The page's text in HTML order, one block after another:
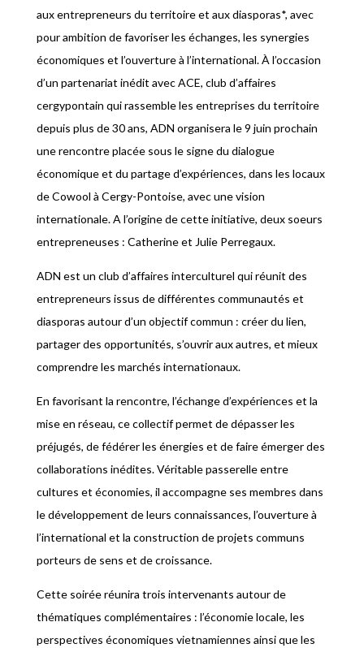
aux entrepreneurs du territoire et aux diasporas*, avec
pour ambition de favoriser les échanges, les synergies
économiques et l’ouverture à l’international. À l’occasion
d’un partenariat inédit avec ACE, club d’affaires
cergypontain qui rassemble les entreprises du territoire
depuis plus de 30 ans, ADN organisera le 9 juin prochain
une rencontre placée sous le signe du dialogue
économique et du partage d’expériences, dans les locaux
de Cowool à Cergy-Pontoise, avec une vision
internationale. A l’origine de cette initiative, deux soeurs
entrepreneuses : Catherine et Julie Perregaux.
ADN est un club d’affaires interculturel qui réunit des
entrepreneurs issus de différentes communautés et
diasporas autour d’un objectif commun : créer du lien,
partager des opportunités, s’ouvrir aux autres, et mieux
comprendre les marchés internationaux.
En favorisant la rencontre, l’échange d’expériences et la
mise en réseau, ce collectif permet de dépasser les
préjugés, de fédérer les énergies et de faire émerger des
collaborations inédites. Véritable passerelle entre
cultures et économies, il accompagne ses membres dans
le développement de leurs connaissances, l’ouverture à
l’international et la construction de projets communs
porteurs de sens et de croissance.
Cette soirée réunira trois intervenants autour de
thématiques complémentaires : l’économie locale, les
perspectives économiques vietnamiennes ainsi que les